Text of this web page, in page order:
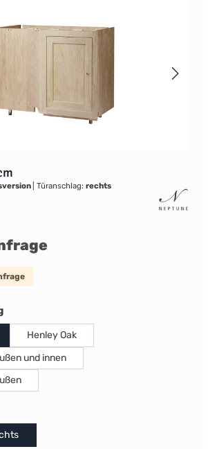
Türanschlag: rechts
auswählen
Henley Oak
und innen